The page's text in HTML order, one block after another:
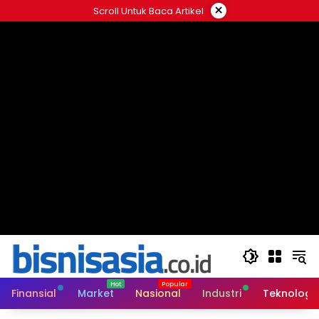
ke
Scroll Untuk Baca Artikel ×
Finansial Market Nasional Industri Teknologi